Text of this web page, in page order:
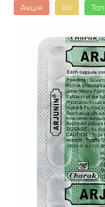
Акція Хіт Топ